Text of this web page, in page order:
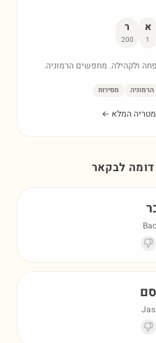
א
1
ר
200
ולקהילה. מחפשים הרמוניה.
הרמוניה מסירות
המלא ←
לבקאר